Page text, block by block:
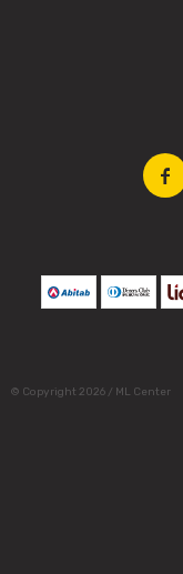

© Copyright 2026 / ML Center